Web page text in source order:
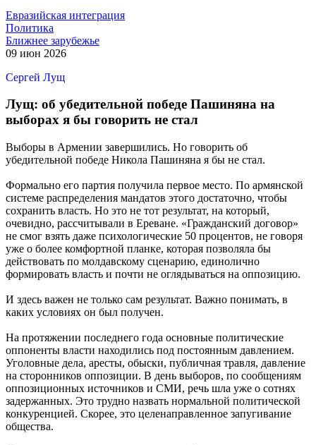
Евразийская интеграция
Политика
Ближнее зарубежье
09 июн 2026
Сергей Лущ
Лущ: об убедительной победе Пашиняна на
выборах я бы говорить не стал
Выборы в Армении завершились. Но говорить об
убедительной победе Никола Пашиняна я бы не стал.
Формально его партия получила первое место. По армянской
системе распределения мандатов этого достаточно, чтобы
сохранить власть. Но это не тот результат, на который,
очевидно, рассчитывали в Ереване. «Гражданский договор»
не смог взять даже психологические 50 процентов, не говоря
уже о более комфортной планке, которая позволяла бы
действовать по молдавскому сценарию, единолично
формировать власть и почти не оглядываться на оппозицию.
И здесь важен не только сам результат. Важно понимать, в
каких условиях он был получен.
На протяжении последнего года основные политические
оппоненты власти находились под постоянным давлением.
Уголовные дела, аресты, обыски, публичная травля, давление
на сторонников оппозиции. В день выборов, по сообщениям
оппозиционных источников и СМИ, речь шла уже о сотнях
задержанных. Это трудно назвать нормальной политической
конкуренцией. Скорее, это целенаправленное запугивание
общества.